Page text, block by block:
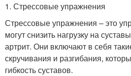
1. Стрессовые упражнения
Стрессовые упражнения – это
могут снизить нагрузку на
артрит. Они включают в себя
скручивания и разгибания,
гибкость суставов.